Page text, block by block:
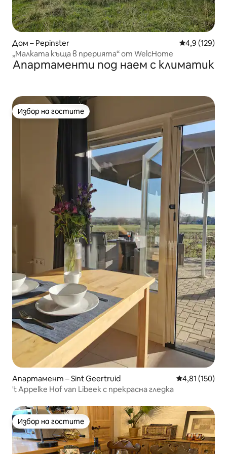
Дом – Pepinster Средна
4,9 (129)
„Малката къща в прерията“ от WelcHome
Апартаменти под наем с климатик
Избор на гостите
Избор на гостите
Апартамент – Sint Geertruid Средна
4,81 (150)
't Appelke Hof van Libeek с прекрасна гледка
Избор на гостите
Избор на гостите